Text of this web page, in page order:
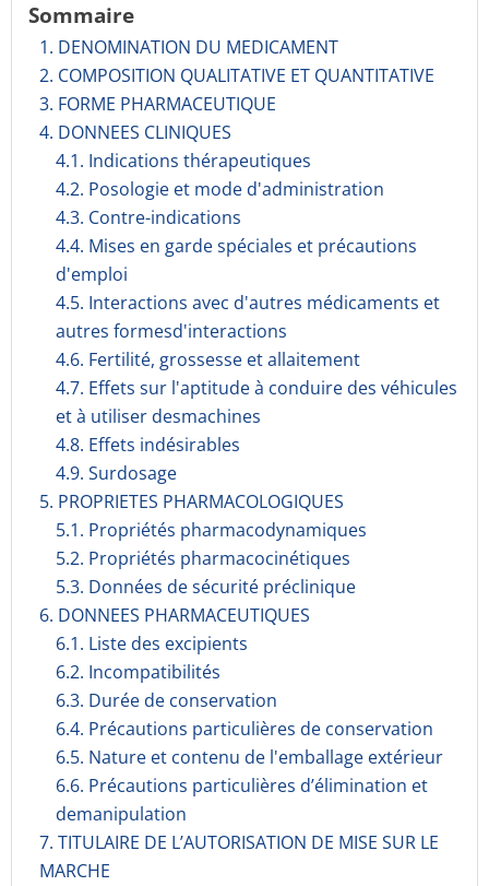
Sommaire
1. DENOMINATION DU MEDICAMENT
2. COMPOSITION QUALITATIVE ET QUANTITATIVE
3. FORME PHARMACEUTIQUE
4. DONNEES CLINIQUES
4.1. Indications thérapeutiques
4.2. Posologie et mode d'administration
4.3. Contre-indications
4.4. Mises en garde spéciales et précautions
d'emploi
4.5. Interactions avec d'autres médicaments et
autres formesd'interactions
4.6. Fertilité, grossesse et allaitement
4.7. Effets sur l'aptitude à conduire des véhicules
et à utiliser desmachines
4.8. Effets indésirables
4.9. Surdosage
5. PROPRIETES PHARMACOLOGIQUES
5.1. Propriétés pharmacodynami­ques
5.2. Propriétés pharmacocinéti­ques
5.3. Données de sécurité préclinique
6. DONNEES PHARMACEUTIQUES
6.1. Liste des excipients
6.2. Incompati­bilités
6.3. Durée de conservation
6.4. Précautions particulières de conservation
6.5. Nature et contenu de l'emballage extérieur
6.6. Précautions particulières d’élimination et
demanipulation
7. TITULAIRE DE L’AUTORISATION DE MISE SUR LE
MARCHE